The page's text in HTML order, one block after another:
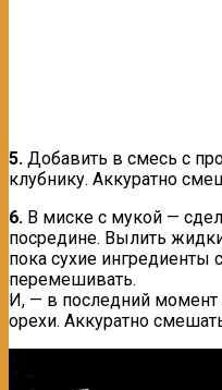
5. Добавить в смесь с
клубнику. Аккуратно
6. В миске с мукой —
посредине. Вылить
пока сухие ингредиенты
перемешивать.
И, — в последний момент
орехи. Аккуратно